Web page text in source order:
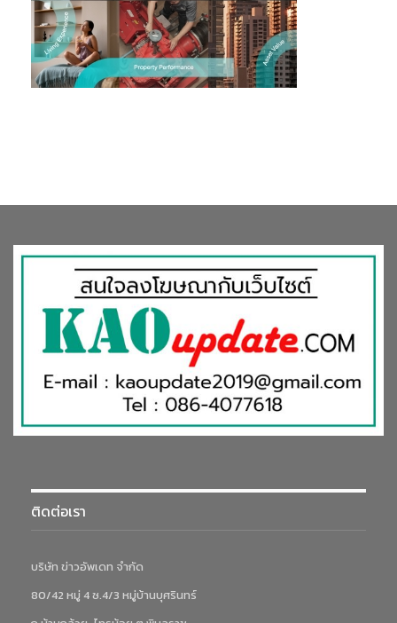
ติดต่อเรา
บริษัท ข่าวอัพเดท จำกัด
80/42 หมู่ 4 ซ.4/3 หมู่บ้านบุศรินทร์